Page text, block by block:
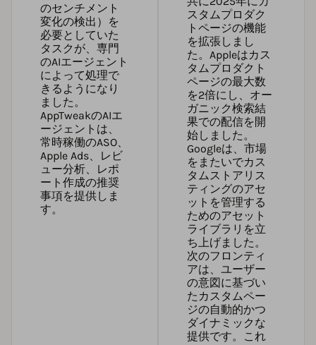
のセンチメント
変化の検出）を
必要としていた
タスクが、専門
のAIエージェント
によって処理で
きるようになり
ました。
AppTweakのAIエ
ージェント は、
常時稼働のASO、
Apple Ads、レビ
ュー分析、レポ
ート作成の推奨
事項を提供しま
す。
スタムプロダク
トページの機能
を拡張しまし
た。Appleはカス
タムプロダクト
ページの最大数
を2倍にし、オー
ガニック検索結
果での配信を開
始しました。
Googleは、市場
をまたいでカス
タムストアリス
ティングのアセ
ットを管理する
ためのアセット
ライブラリを立
ち上げました。
次のフロンティ
アは、ユーザー
の意図に基づい
たカスタムペー
ジの自動的かつ
ダイナミックな
提供です。これ